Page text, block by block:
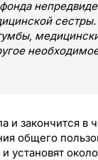
и закончится в
общего
и установят